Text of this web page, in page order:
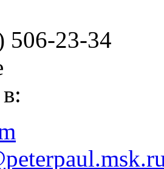
506-23-34